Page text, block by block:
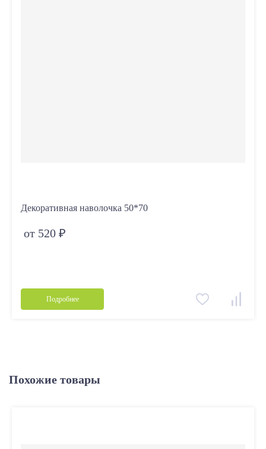
Декоративная наволочка 50*70
от 520 ₽
Подробнее
Похожие товары